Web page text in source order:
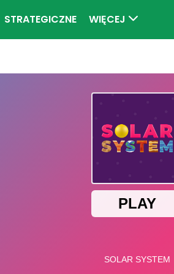
STRATEGICZNE WIĘCEJ